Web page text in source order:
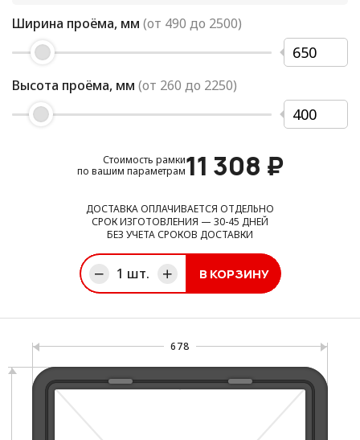
Ширина проёма, мм (от 490 до 2500)
Высота проёма, мм (от 260 до 2250)
Стоимость рамки
по вашим параметрам11 308 ₽
ДОСТАВКА ОПЛАЧИВАЕТСЯ ОТДЕЛЬНО
СРОК ИЗГОТОВЛЕНИЯ — 30-45 ДНЕЙ
БЕЗ УЧЕТА СРОКОВ ДОСТАВКИ
1 шт. В КОРЗИНУ
678